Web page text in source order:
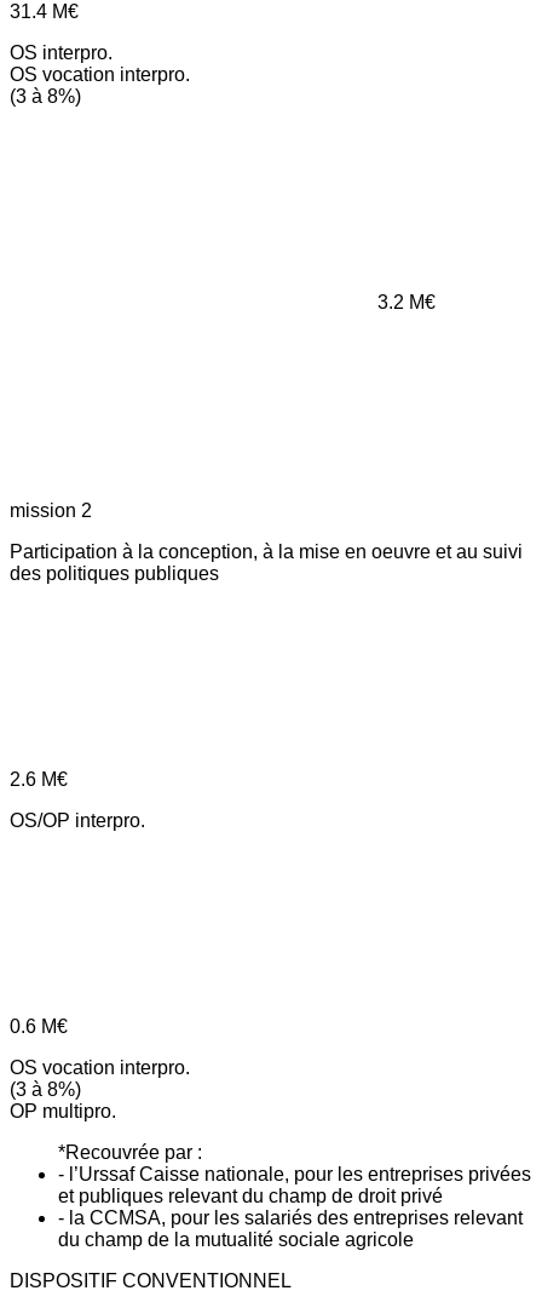
31.4 M€
OS interpro.
OS vocation interpro.
(3 à 8%)
3.2 M€
mission 2
Participation à la conception, à la mise en oeuvre et au suivi
des politiques publiques
2.6 M€
OS/OP interpro.
0.6 M€
OS vocation interpro.
(3 à 8%)
OP multipro.
*Recouvrée par :
- l’Urssaf Caisse nationale, pour les entreprises privées
et publiques relevant du champ de droit privé
- la CCMSA, pour les salariés des entreprises relevant
du champ de la mutualité sociale agricole
DISPOSITIF CONVENTIONNEL